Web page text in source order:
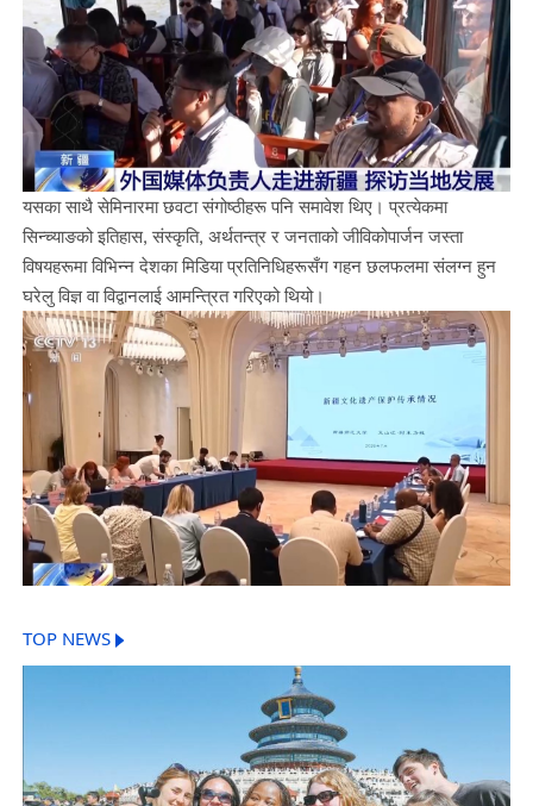
यसका साथै सेमिनारमा छवटा संगोष्ठीहरू पनि समावेश थिए। प्रत्येकमा
सिन्च्याङको इतिहास, संस्कृति, अर्थतन्त्र र जनताको जीविकोपार्जन जस्ता
विषयहरूमा विभिन्न देशका मिडिया प्रतिनिधिहरूसँग गहन छलफलमा संलग्न हुन
घरेलु विज्ञ वा विद्वानलाई आमन्त्रित गरिएको थियो।
TOP NEWS